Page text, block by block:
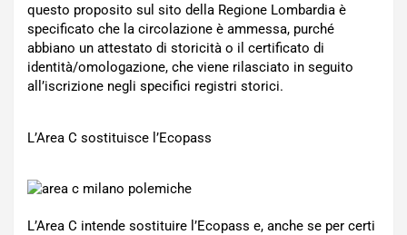
questo proposito sul sito della Regione Lombardia è
specificato che la circolazione è ammessa, purché
abbiano un attestato di storicità o il certificato di
identità/omologazione, che viene rilasciato in seguito
all’iscrizione negli specifici registri storici.
L’Area C sostituisce l’Ecopass
L’Area C intende sostituire l’Ecopass e, anche se per certi